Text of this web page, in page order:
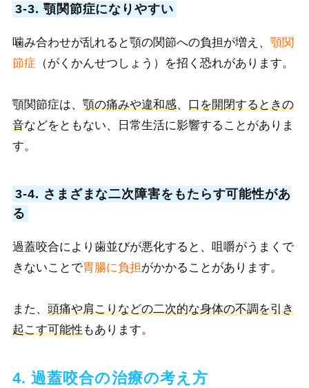
3-3. 顎関節症になりやすい
噛み合わせが乱れると顎の関節への負担が増え、 顎関
節症 （がくかんせつしょう）を招く恐れがあります。
顎関節症は、 顎の痛みや違和感、 口を開閉するときの
音などをともない、日常生活に影響することがありま
す。
3-4. さまざまな二次障害をもたらす可能性があ
る
過蓋咬合により歯並びが悪化する と、咀嚼がうまくで
きないことで胃腸に負担がかかることがあります。
また、 頭痛や肩こりなどの二次的な身体の不調を引き
起こす可能性もあります。
4. 過蓋咬合の治療の考え方